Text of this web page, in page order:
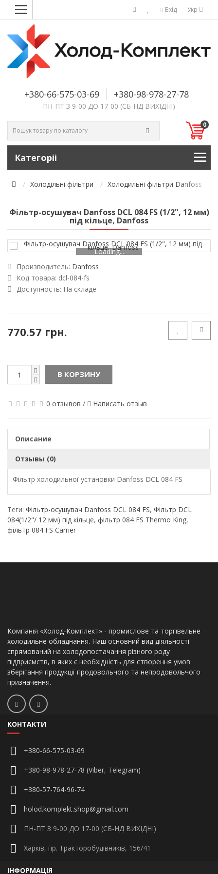
Укр
Вхід
+380-66-575-03-69 +380-98-978-27-78
ПН-ПТ З 9-00 ДО 17-00 (СБ-НД ВИХІДНІ)
0
Категоріі
Холодільні фільтри Холодильні фільтри Danfoss
Фільтр-осушувач Danfoss DCL 084 FS (1/2", 12 мм)
під кільце, Danfoss
Loading...
Производитель: Danfoss
Код товара: dcl-084-fs
Доступность: На складе
770.57 грн.
В КОРЗИНУ
0 отзывов / Написать отзыв
Описание
Отзывы (0)
Фільтр холодильної установки Danfoss DCL 084 FS
Теги: Фільтр-осушувач Danfoss DCL 084 FS, Фільтр DCL
084(1/2"/ 12 мм) під кільце, фільтр 084 FS Thermo King,
фільтр 084 FS Carrier
Компанія «Холод-Комплект» - промислове та торгівельне
холодильне обладнання. Наш основний вид діяльності
спрямований на холодопостачання різного роду
підприємств, в яких є необхідність для створення умов
зберігання продукції продовольчого та непродовольчого
призначення.
КОНТАКТИ
+380-66-575-03-69
+380-98-978-27-78 (Viber, Telegram)
+380-57-764-96-74
holod.komplekt.shop@gmail.com
ПН-ПТ З 9-00 ДО 17-00 (СБ-НД ВИХІДНІ)
Харків, пр. Тракторобудівників, 156/41
ІНФОРМАЦІЯ